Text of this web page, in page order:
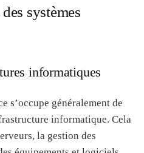
systèmes
informatiques
s’occupe généralement de
informatique. Cela
la gestion des